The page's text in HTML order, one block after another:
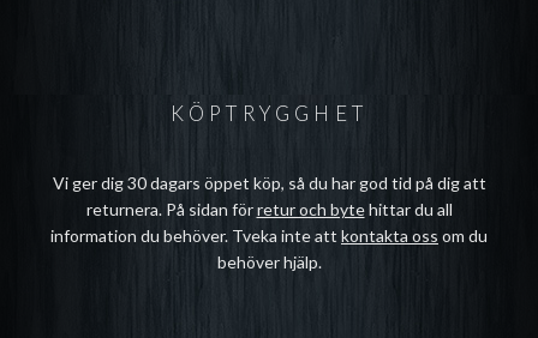
KÖPTRYGGHET
Vi ger dig 30 dagars öppet köp, så du har god tid på dig att
returnera. På sidan förretur och bytehittar du all
information du behöver. Tveka inte att kontakta oss om du
behöver hjälp.